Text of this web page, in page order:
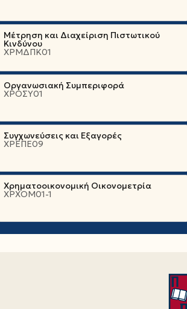
Μέτρηση και Διαχείριση Πιστωτικού
Κινδύνου
ΧΡΜΔΠΚ01
Οργανωσιακή Συμπεριφορά
ΧΡΟΣΥ01
Συγχωνεύσεις και Εξαγορές
ΧΡΕΠΕ09
Χρηματοοικονομική Οικονομετρία
ΧΡΧΟΜ01-1